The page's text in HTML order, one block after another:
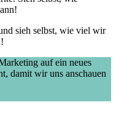
sieh selbst, wie viel wir
auf ein neues
damit wir uns anschauen